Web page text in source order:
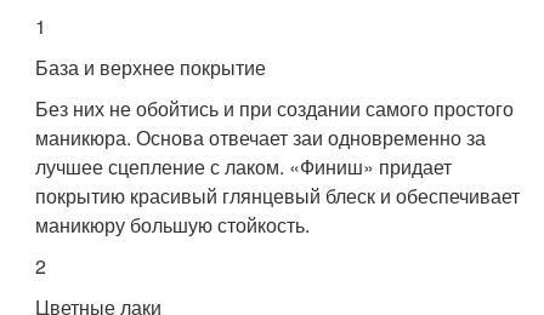
1
База и верхнее покрытие
Без них не обойтись и при создании самого простого
маникюра. Основа отвечает заи одновременно за
лучшее сцепление с лаком. «Финиш» придает
покрытию красивый глянцевый блеск и обеспечивает
маникюру большую стойкость.
2
Цветные лаки